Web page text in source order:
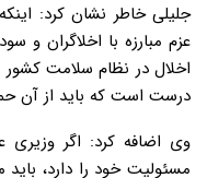
جلیلی خاطر نشان کرد:
عزم مبارزه با اخلاگران و
اخلال در نظام سلامت کشور
درست است که باید از آن
وی اضافه کرد: اگر وزیری
مسئولیت خود را دارد، باید